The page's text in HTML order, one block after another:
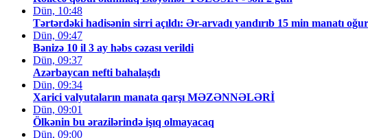
Dün, 10:48
Tərtərdəki hadisənin sirri açıldı: Ər-arvadı yandırıb 15 min manatı
Dün, 09:47
Bənizə 10 il 3 ay həbs cəzası verildi
Dün, 09:37
Azərbaycan nefti bahalaşdı
Dün, 09:34
Xarici valyutaların manata qarşı MƏZƏNNƏLƏRİ
Dün, 09:01
Ölkənin bu ərazilərində işıq olmayacaq
Dün, 09:00